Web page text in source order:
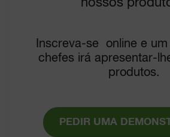
nossos
Inscreva-se online e
chefes irá apresentar-
produtos.
PEDIR UMA